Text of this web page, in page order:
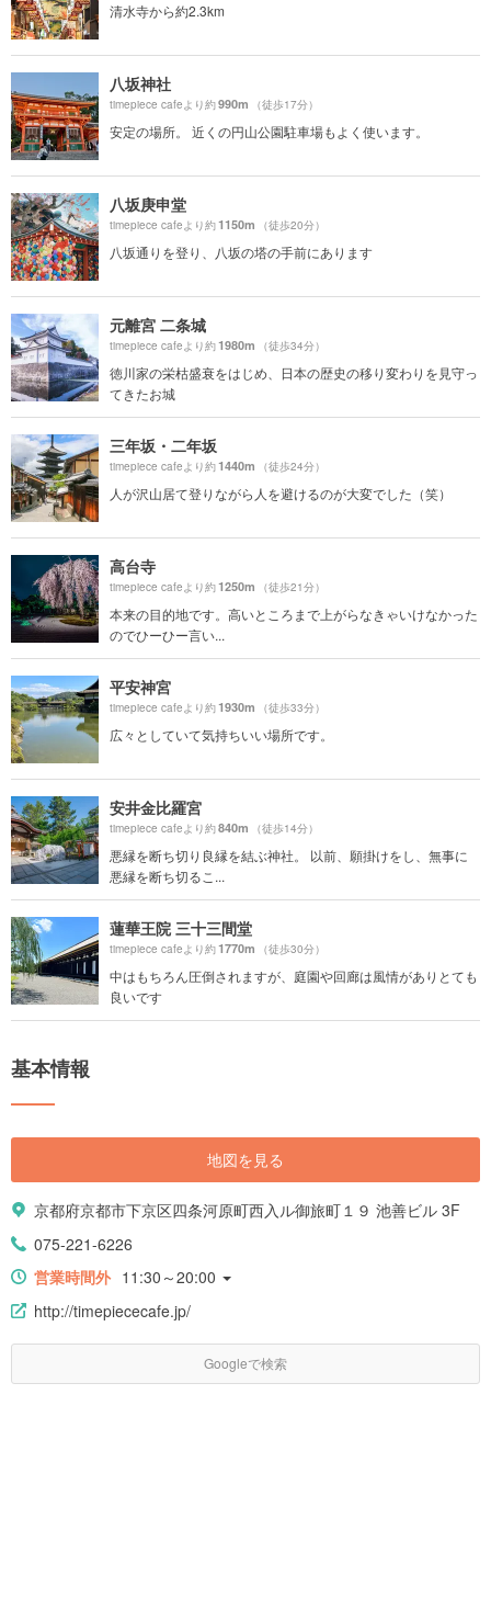
清水寺から約2.3km
八坂神社
timepiece cafeより約990m （徒歩17分）
安定の場所。 近くの円山公園駐車場もよく使います。
八坂庚申堂
timepiece cafeより約1150m （徒歩20分）
八坂通りを登り、八坂の塔の手前にあります
元離宮 二条城
timepiece cafeより約1980m （徒歩34分）
徳川家の栄枯盛衰をはじめ、日本の歴史の移り変わりを見守っ
てきたお城
三年坂・二年坂
timepiece cafeより約1440m （徒歩24分）
人が沢山居て登りながら人を避けるのが大変でした（笑）
高台寺
timepiece cafeより約1250m （徒歩21分）
本来の目的地です。高いところまで上がらなきゃいけなかった
のでひーひー言い...
平安神宮
timepiece cafeより約1930m （徒歩33分）
広々としていて気持ちいい場所です。
安井金比羅宮
timepiece cafeより約840m （徒歩14分）
悪縁を断ち切り良縁を結ぶ神社。 以前、願掛けをし、無事に
悪縁を断ち切るこ...
蓮華王院 三十三間堂
timepiece cafeより約1770m （徒歩30分）
中はもちろん圧倒されますが、庭園や回廊は風情がありとても
良いです
基本情報
地図を見る
京都府京都市下京区四条河原町西入ル御旅町１９ 池善ビル 3F
075-221-6226
営業時間外 11:30～20:00
http://timepiececafe.jp/
Googleで検索